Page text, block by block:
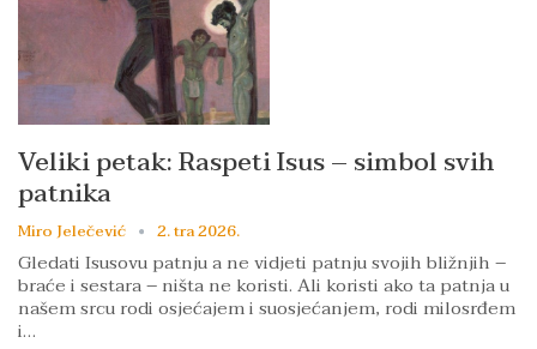
Veliki petak: Raspeti Isus – simbol svih
patnika
Miro Jelečević 2. tra 2026.
Gledati Isusovu patnju a ne vidjeti patnju svojih bližnjih –
braće i sestara – ništa ne koristi. Ali koristi ako ta patnja u
našem srcu rodi osjećajem i suosjećanjem, rodi milosrđem
i…